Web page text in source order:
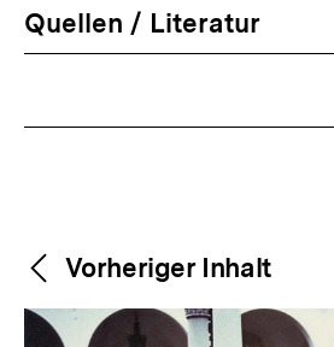
Quellen / Literatur
Weitere
Inhalte
Content-
Navigation
Vorheriger Inhalt